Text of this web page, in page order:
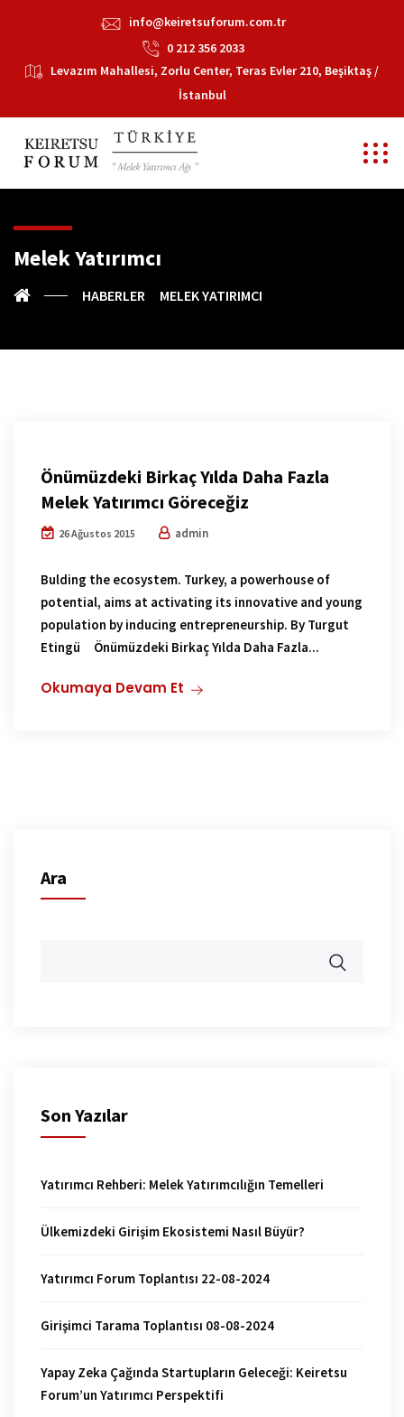
info@keiretsuforum.com.tr
0 212 356 2033
Levazım Mahallesi, Zorlu Center, Teras Evler 210, Beşiktaş /
İstanbul
Melek Yatırımcı
HABERLER MELEK YATIRIMCI
Önümüzdeki Birkaç Yılda Daha Fazla
Melek Yatırımcı Göreceğiz
26 Ağustos 2015 admin
Bulding the ecosystem. Turkey, a powerhouse of
potential, aims at activating its innovative and young
population by inducing entrepreneurship. By Turgut
Etingü Önümüzdeki Birkaç Yılda Daha Fazla...
Okumaya Devam Et
Ara
Son Yazılar
Yatırımcı Rehberi: Melek Yatırımcılığın Temelleri
Ülkemizdeki Girişim Ekosistemi Nasıl Büyür?
Yatırımcı Forum Toplantısı 22-08-2024
Girişimci Tarama Toplantısı 08-08-2024
Yapay Zeka Çağında Startupların Geleceği: Keiretsu
Forum’un Yatırımcı Perspektifi